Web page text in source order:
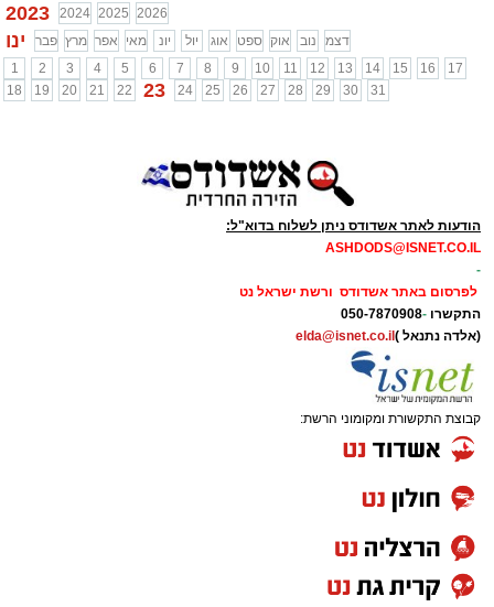
2023 2024 2025 2026
ינו פבר מרץ אפר מאי יונ יול אוג ספט אוק נוב
דצמ
1
2 3 4 5 6 7 8 9 10 11 12 13 14 15 16
17
18
19 20 21 22 23 24 25 26 27 28 29 30 31
הודעות לאתר אשדודס ניתן לשלוח בדוא"ל:
ASHDODS@ISNET.CO.IL
-
לפרסום באתר אשדודס ורשת ישראל נט
התקשרו -
050-7870908
(אלדה נתנאל ) elda@isnet.co.il
קבוצת התקשורת ומקומוני הרשת: